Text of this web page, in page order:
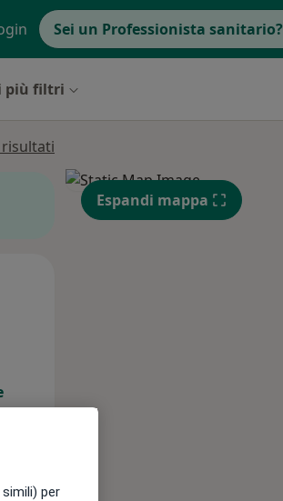
Sei un Professionista sanitario?
più filtri
Espandi mappa
per